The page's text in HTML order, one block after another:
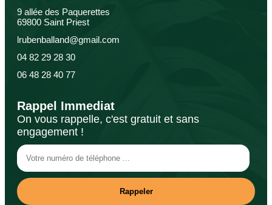
9 allée des Paquerettes
69800 Saint Priest
lrubenballand@gmail.com
04 82 29 28 30
06 48 28 40 77
Rappel Immediat
On vous rappelle, c'est gratuit et sans
engagement !